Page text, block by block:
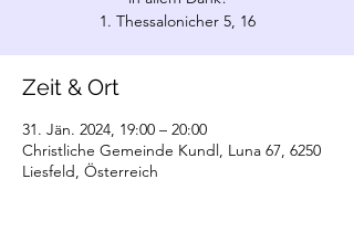
1. Thessalonicher 5, 16
Zeit & Ort
31. Jän. 2024, 19:00 – 20:00
Christliche Gemeinde Kundl, Luna 67, 6250
Liesfeld, Österreich